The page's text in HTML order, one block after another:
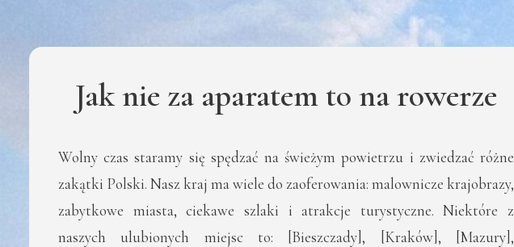
Jak nie za aparatem to na rowerze
Wolny czas staramy się spędzać na świeżym powietrzu i zwiedzać różne
zakątki Polski. Nasz kraj ma wiele do zaoferowania: malownicze krajobrazy,
zabytkowe miasta, ciekawe szlaki i atrakcje turystyczne. Niektóre z
naszych ulubionych miejsc to: [Bieszczady], [Kraków], [Mazury],